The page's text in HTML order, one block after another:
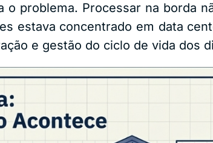
o problema. Processar na borda
estava concentrado em data
e gestão do ciclo de vida dos